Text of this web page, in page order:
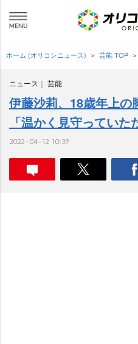
ホーム (オリコンニュース) 芸能 TOP
ニュース 芸能
伊藤沙莉、18歳年上の
「温かく見守っていた
2022-04-12 10:39